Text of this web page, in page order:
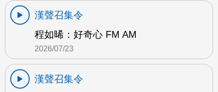
漢聲召集令
程如晞：好奇心 FM AM
2026/07/23
漢聲召集令